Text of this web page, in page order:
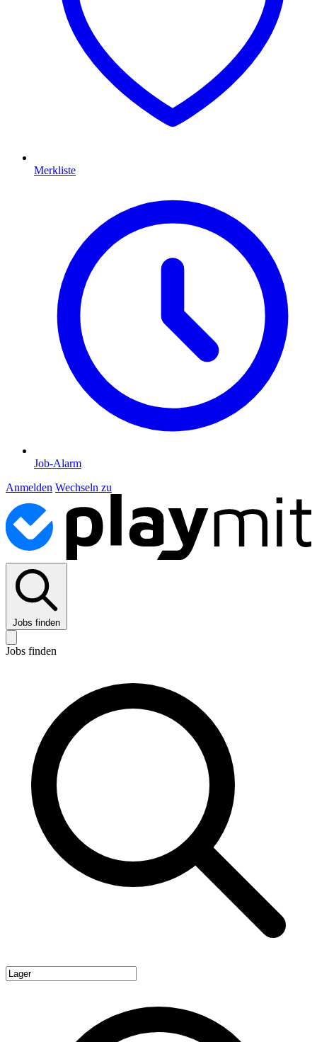
Merkliste
Job-Alarm
Anmelden Wechseln zu
Jobs finden
Jobs finden